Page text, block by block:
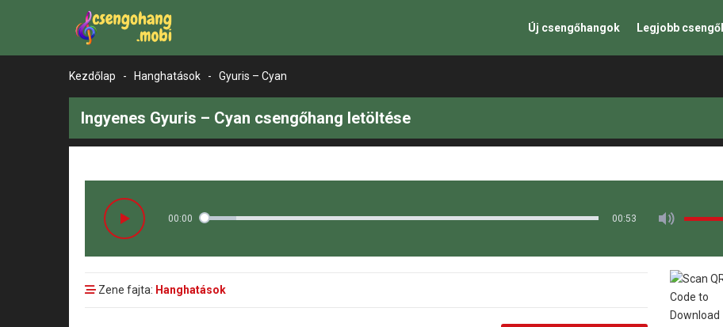
Új csengőhangok Legjobb
Kezdőlap - Hanghatások - Gyuris – Cyan
Ingyenes Gyuris – Cyan csengőhang letöltése
00:00 00:53
Zene fajta: Hanghatások